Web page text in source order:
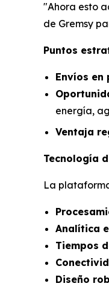
"Ahora esto
de Gremsy
Puntos
Envíos en
energía,
Ventaja
Tecnología
La
Analítica
Tiempos
Diseño